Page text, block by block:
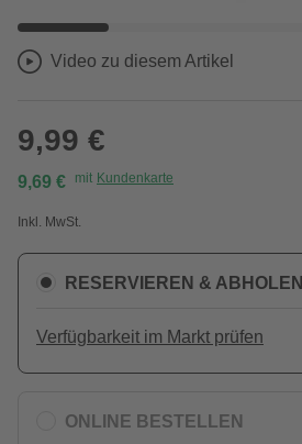
Video zu diesem Artikel
9,99 €
9,69 € mit Kundenkarte
Inkl. MwSt.
RESERVIEREN & ABHOLEN
Verfügbarkeit im Markt prüfen
ONLINE BESTELLEN